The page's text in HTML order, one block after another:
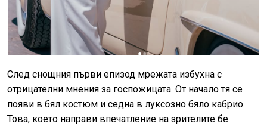
След снощния първи епизод мрежата избухна с
отрицателни мнения за госпожицата. От начало тя се
появи в бял костюм и седна в луксозно бяло кабрио.
Това, което направи впечатление на зрителите бе